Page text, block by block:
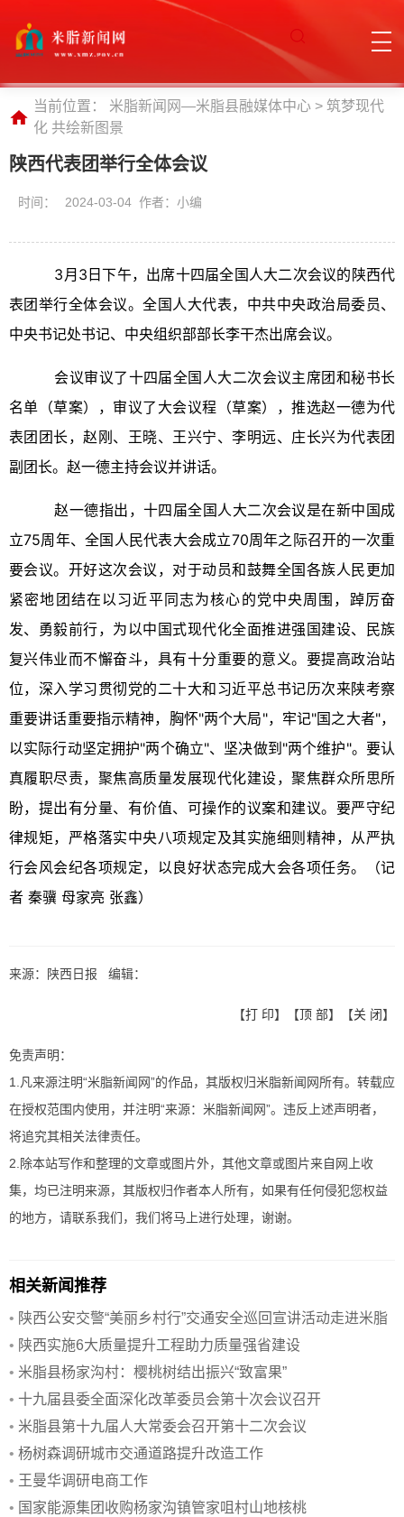
当前位置： 米脂新闻网—米脂县融媒体中心 > 筑梦现代
化 共绘新图景
陕西代表团举行全体会议
时间： 2024-03-04 作者：小编
3月3日下午，出席十四届全国人大二次会议的陕西代
表团举行全体会议。全国人大代表，中共中央政治局委员、
中央书记处书记、中央组织部部长李干杰出席会议。
会议审议了十四届全国人大二次会议主席团和秘书长
名单（草案），审议了大会议程（草案），推选赵一德为代
表团团长，赵刚、王晓、王兴宁、李明远、庄长兴为代表团
副团长。赵一德主持会议并讲话。
赵一德指出，十四届全国人大二次会议是在新中国成
立75周年、全国人民代表大会成立70周年之际召开的一次重
要会议。开好这次会议，对于动员和鼓舞全国各族人民更加
紧密地团结在以习近平同志为核心的党中央周围，踔厉奋
发、勇毅前行，为以中国式现代化全面推进强国建设、民族
复兴伟业而不懈奋斗，具有十分重要的意义。要提高政治站
位，深入学习贯彻党的二十大和习近平总书记历次来陕考察
重要讲话重要指示精神，胸怀"两个大局"，牢记"国之大者"，
以实际行动坚定拥护"两个确立"、坚决做到"两个维护"。要认
真履职尽责，聚焦高质量发展现代化建设，聚焦群众所思所
盼，提出有分量、有价值、可操作的议案和建议。要严守纪
律规矩，严格落实中央八项规定及其实施细则精神，从严执
行会风会纪各项规定，以良好状态完成大会各项任务。
（记
者 秦骥 母家亮 张鑫）
来源：陕西日报 编辑：
【打 印】【顶 部】【关 闭】
免责声明：
1.凡来源注明“米脂新闻网”的作品，其版权归米脂新闻网所有。转载应
在授权范围内使用，并注明“来源：米脂新闻网”。违反上述声明者，
将追究其相关法律责任。
2.除本站写作和整理的文章或图片外，其他文章或图片来自网上收
集，均已注明来源，其版权归作者本人所有，如果有任何侵犯您权益
的地方，请联系我们，我们将马上进行处理，谢谢。
相关新闻推荐
• 陕西公安交警“美丽乡村行”交通安全巡回宣讲活动走进米脂
县
• 陕西实施6大质量提升工程助力质量强省建设
• 米脂县杨家沟村：樱桃树结出振兴“致富果”
• 十九届县委全面深化改革委员会第十次会议召开
• 米脂县第十九届人大常委会召开第十二次会议
• 杨树森调研城市交通道路提升改造工作
• 王曼华调研电商工作
• 国家能源集团收购杨家沟镇管家咀村山地核桃